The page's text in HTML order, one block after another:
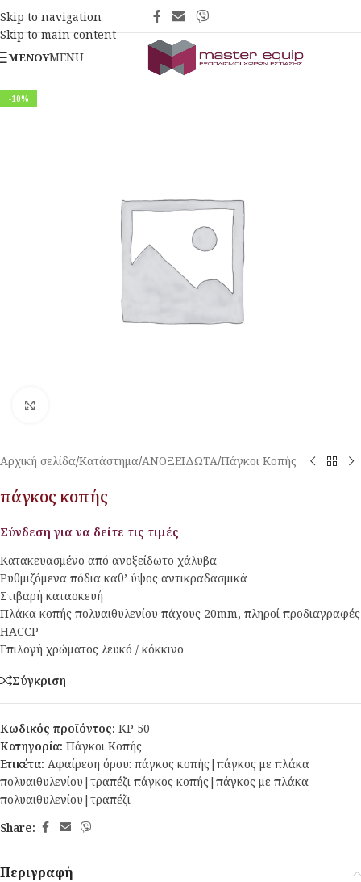
Skip to navigation
Skip to main content
ΜΕΝΟΎMENU
-10%
Αρχική σελίδα/Κατάστημα/ΑΝΟΞΕΙΔΩΤΑ/Πάγκοι Κοπής
πάγκος κοπής
Σύνδεση για να δείτε τις τιμές
Κατακευασμένο από ανοξείδωτο χάλυβα
Ρυθμιζόμενα πόδια καθ’ ύψος αντικραδασμικά
Στιβαρή κατασκευή
Πλάκα κοπής πολυαιθυλενίου πάχους 20mm, πληροί προδιαγραφές
HACCP
Επιλογή χρώματος λευκό / κόκκινο
Σύγκριση
Κωδικός προϊόντος: KP 50
Κατηγορία: Πάγκοι Κοπής
Ετικέτα: Αφαίρεση όρου: πάγκος κοπής|πάγκος με πλάκα
πολυαιθυλενίου|τραπέζι πάγκος κοπής|πάγκος με πλάκα
πολυαιθυλενίου|τραπέζι
Share:
Περιγραφή